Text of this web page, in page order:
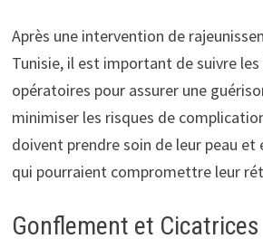
Après une intervention de
Tunisie, il est important de suivre
opératoires pour assurer une
minimiser les risques de
doivent prendre soin de leur peau
qui pourraient compromettre leur
Gonflement et Cicatrices